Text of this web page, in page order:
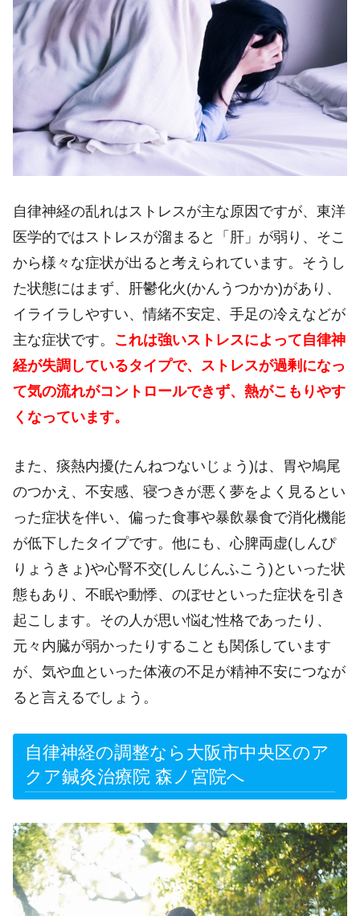
自律神経の乱れはストレスが主な原因ですが、東洋
医学的ではストレスが溜まると「肝」が弱り、そこ
から様々な症状が出ると考えられています。そうし
た状態にはまず、肝鬱化火(かんうつかか)があり、
イライラしやすい、情緒不安定、手足の冷えなどが
主な症状です。 これは強いストレスによって自律神
経が失調しているタイプで、ストレスが過剰になっ
て気の流れがコントロールできず、熱がこもりやす
くなっています。
また、痰熱内擾(たんねつないじょう)は、胃や鳩尾
のつかえ、不安感、寝つきが悪く夢をよく見るとい
った症状を伴い、偏った食事や暴飲暴食で消化機能
が低下したタイプです。他にも、心脾両虚(しんぴ
りょうきょ)や心腎不交(しんじんふこう)といった状
態もあり、不眠や動悸、のぼせといった症状を引き
起こします。その人が思い悩む性格であったり、
元々内臓が弱かったりすることも関係しています
が、気や血といった体液の不足が精神不安につなが
ると言えるでしょう。
自律神経の調整なら大阪市中央区のア
クア鍼灸治療院 森ノ宮院へ